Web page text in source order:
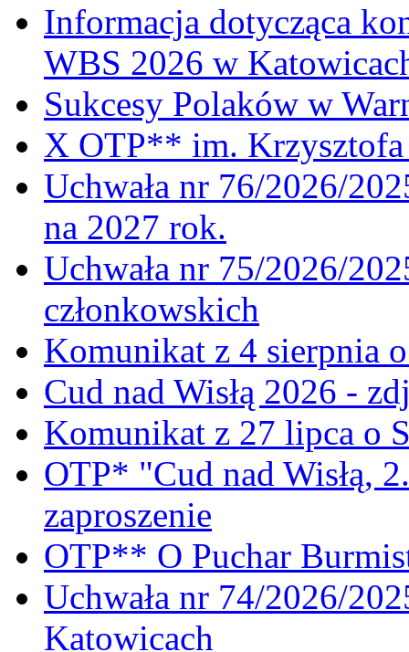
Informacja dotycząca
WBS 2026 w
Sukcesy Polaków w
X OTP** im. Krzysztofa
Uchwała nr 76/2026/
na 2027 rok.
Uchwała nr 75/2026/
członkowskich
Komunikat z 4 sierpnia
Cud nad Wisłą 2026 -
Komunikat z 27 lipca o
OTP* "Cud nad Wisłą,
zaproszenie
OTP** O Puchar
Uchwała nr 74/2026/
Katowicach